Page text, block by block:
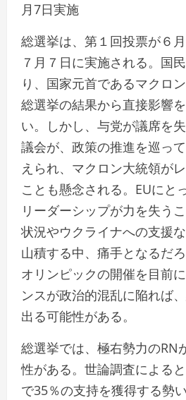
月7日実施
総選挙は、第１回投票が６
７月７日に実施される。国
り、国家元首であるマクロ
総選挙の結果から直接影響
い。しかし、与党が議席を
議会が、政策の推進を巡っ
えられ、マクロン大統領が
ことも懸念される。EUにと
リーダーシップが力を失う
状況やウクライナへの支援
山積する中、痛手となるだ
オリンピックの開催を目前
ンスが政治的混乱に陥れば
出る可能性がある。
総選挙では、極右勢力のRN
性がある。世論調査による
で35％の支持を獲得する勢